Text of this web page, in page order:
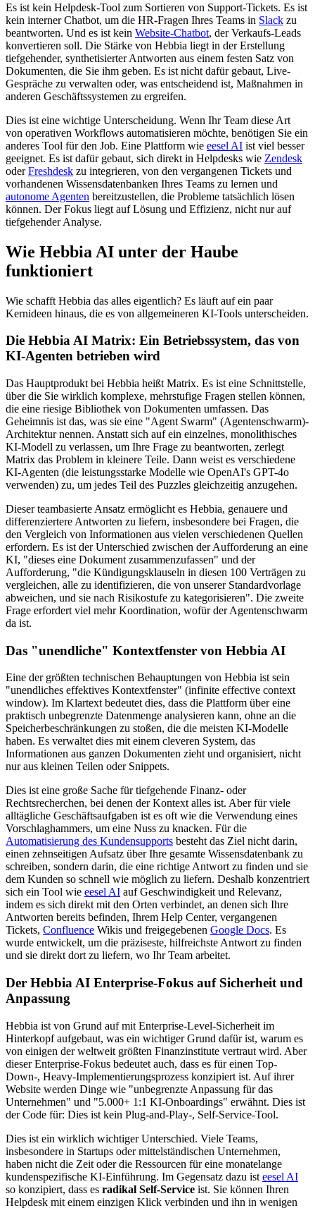
Es ist kein Helpdesk-Tool zum Sortieren von Support-Tickets. Es ist
kein interner Chatbot, um die HR-Fragen Ihres Teams in Slack zu
beantworten. Und es ist kein Website-Chatbot, der Verkaufs-Leads
konvertieren soll. Die Stärke von Hebbia liegt in der Erstellung
tiefgehender, synthetisierter Antworten aus einem festen Satz von
Dokumenten, die Sie ihm geben. Es ist nicht dafür gebaut, Live-
Gespräche zu verwalten oder, was entscheidend ist, Maßnahmen in
anderen Geschäftssystemen zu ergreifen.
Dies ist eine wichtige Unterscheidung. Wenn Ihr Team diese Art
von operativen Workflows automatisieren möchte, benötigen Sie ein
anderes Tool für den Job. Eine Plattform wie eesel AI ist viel besser
geeignet. Es ist dafür gebaut, sich direkt in Helpdesks wie Zendesk
oderFreshdesk zu integrieren, von den vergangenen Tickets und
vorhandenen Wissensdatenbanken Ihres Teams zu lernen und
autonome Agenten bereitzustellen, die Probleme tatsächlich lösen
können. Der Fokus liegt auf Lösung und Effizienz, nicht nur auf
tiefgehender Analyse.
Wie Hebbia AI unter der Haube
funktioniert
Wie schafft Hebbia das alles eigentlich? Es läuft auf ein paar
Kernideen hinaus, die es von allgemeineren KI-Tools unterscheiden.
Die Hebbia AI Matrix: Ein Betriebssystem, das von
KI-Agenten betrieben wird
Das Hauptprodukt bei Hebbia heißt Matrix. Es ist eine Schnittstelle,
über die Sie wirklich komplexe, mehrstufige Fragen stellen können,
die eine riesige Bibliothek von Dokumenten umfassen. Das
Geheimnis ist das, was sie eine "Agent Swarm" (Agentenschwarm)-
Architektur nennen. Anstatt sich auf ein einzelnes, monolithisches
KI-Modell zu verlassen, um Ihre Frage zu beantworten, zerlegt
Matrix das Problem in kleinere Teile. Dann weist es verschiedene
KI-Agenten (die leistungsstarke Modelle wie OpenAI's GPT-4o
verwenden) zu, um jedes Teil des Puzzles gleichzeitig anzugehen.
Dieser teambasierte Ansatz ermöglicht es Hebbia, genauere und
differenziertere Antworten zu liefern, insbesondere bei Fragen, die
den Vergleich von Informationen aus vielen verschiedenen Quellen
erfordern. Es ist der Unterschied zwischen der Aufforderung an eine
KI, "dieses eine Dokument zusammenzufassen" und der
Aufforderung, "die Kündigungsklauseln in diesen 100 Verträgen zu
vergleichen, alle zu identifizieren, die von unserer Standardvorlage
abweichen, und sie nach Risikostufe zu kategorisieren". Die zweite
Frage erfordert viel mehr Koordination, wofür der Agentenschwarm
da ist.
Das "unendliche" Kontextfenster von Hebbia AI
Eine der größten technischen Behauptungen von Hebbia ist sein
"unendliches effektives Kontextfenster" (infinite effective context
window). Im Klartext bedeutet dies, dass die Plattform über eine
praktisch unbegrenzte Datenmenge analysieren kann, ohne an die
Speicherbeschränkungen zu stoßen, die die meisten KI-Modelle
haben. Es verwaltet dies mit einem cleveren System, das
Informationen aus ganzen Dokumenten zieht und organisiert, nicht
nur aus kleinen Teilen oder Snippets.
Dies ist eine große Sache für tiefgehende Finanz- oder
Rechtsrecherchen, bei denen der Kontext alles ist. Aber für viele
alltägliche Geschäftsaufgaben ist es oft wie die Verwendung eines
Vorschlaghammers, um eine Nuss zu knacken. Für die
Automatisierung des Kundensupports besteht das Ziel nicht darin,
einen zehnseitigen Aufsatz über Ihre gesamte Wissensdatenbank zu
schreiben, sondern darin, die eine richtige Antwort zu finden und sie
dem Kunden so schnell wie möglich zu liefern. Deshalb konzentriert
sich ein Tool wie eesel AI auf Geschwindigkeit und Relevanz,
indem es sich direkt mit den Orten verbindet, an denen sich Ihre
Antworten bereits befinden, Ihrem Help Center, vergangenen
Tickets, Confluence Wikis und freigegebenen Google Docs. Es
wurde entwickelt, um die präziseste, hilfreichste Antwort zu finden
und sie direkt dort zu liefern, wo Ihr Team arbeitet.
Der Hebbia AI Enterprise-Fokus auf Sicherheit und
Anpassung
Hebbia ist von Grund auf mit Enterprise-Level-Sicherheit im
Hinterkopf aufgebaut, was ein wichtiger Grund dafür ist, warum es
von einigen der weltweit größten Finanzinstitute vertraut wird. Aber
dieser Enterprise-Fokus bedeutet auch, dass es für einen Top-
Down-, Heavy-Implementierungsprozess konzipiert ist. Auf ihrer
Website werden Dinge wie "unbegrenzte Anpassung für das
Unternehmen" und "5.000+ 1:1 KI-Onboardings" erwähnt. Dies ist
der Code für: Dies ist kein Plug-and-Play-, Self-Service-Tool.
Dies ist ein wirklich wichtiger Unterschied. Viele Teams,
insbesondere in Startups oder mittelständischen Unternehmen,
haben nicht die Zeit oder die Ressourcen für eine monatelange
kundenspezifische KI-Einführung. Im Gegensatz dazu ist eesel AI
so konzipiert, dass es radikal Self-Service ist. Sie können Ihren
Helpdesk mit einem einzigen Klick verbinden und ihn in wenigen